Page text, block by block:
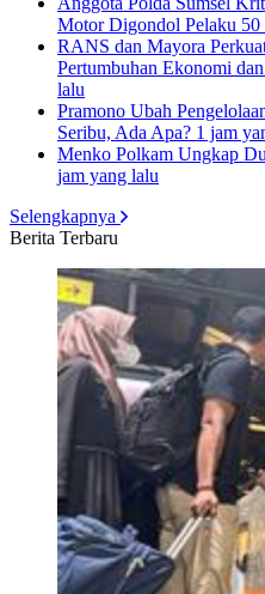
Motor Digondol Pelaku 50
RANS dan Mayora
Pertumbuhan Ekonomi
lalu
Pramono Ubah
Seribu, Ada Apa? 1 jam
Menko Polkam Ungkap
jam yang lalu
Selengkapnya
Berita Terbaru